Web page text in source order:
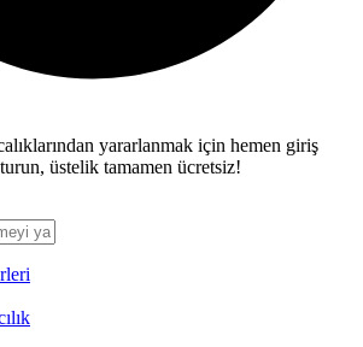
yararlanmak için hemen giriş
üstelik tamamen ücretsiz!